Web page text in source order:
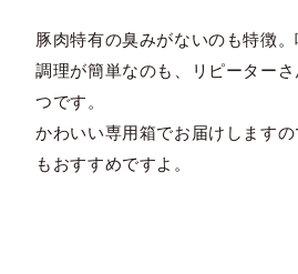
豚肉特有の臭みがないのも特徴
調理が簡単なのも、リピーター
つです。
かわいい専用箱でお届けします
もおすすめですよ。